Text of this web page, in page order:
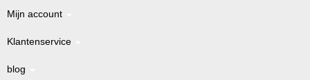
Mijn account
Klantenservice
blog